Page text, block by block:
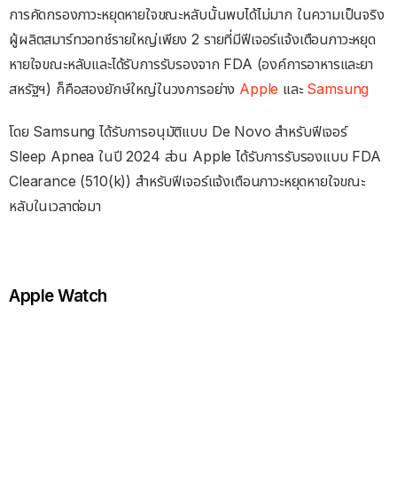
การคัดกรองภาวะหยุดหายใจขณะหลับนั้นพบได้ไม่มาก ในความเป็นจริง
ผู้ผลิตสมาร์ทวอทช์รายใหญ่เพียง 2 รายที่มีฟีเจอร์แจ้งเตือนภาวะหยุด
หายใจขณะหลับและได้รับการรับรองจาก FDA (องค์การอาหารและยา
สหรัฐฯ) ก็คือสองยักษ์ใหญ่ในวงการอย่าง Apple และ Samsung
โดย Samsung ได้รับการอนุมัติแบบ De Novo สำหรับฟีเจอร์
Sleep Apnea ในปี 2024 ส่วน Apple ได้รับการรับรองแบบ FDA
Clearance (510(k)) สำหรับฟีเจอร์แจ้งเตือนภาวะหยุดหายใจขณะ
หลับในเวลาต่อมา
Apple Watch